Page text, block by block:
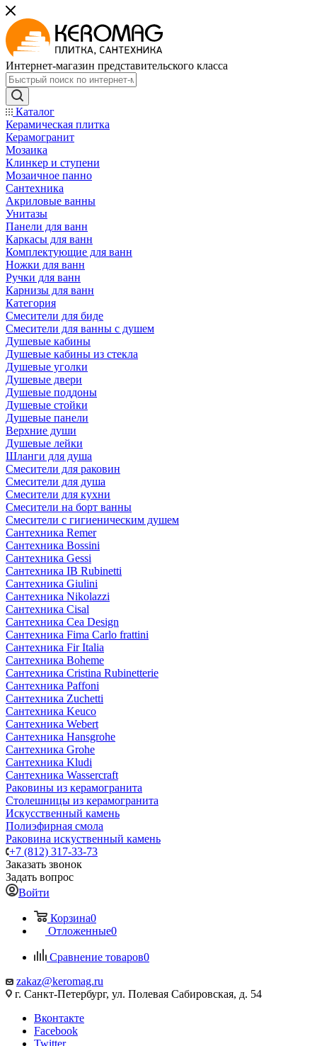
Интернет-магазин представительского класса
Каталог
Керамическая плитка
Керамогранит
Мозаика
Клинкер и ступени
Мозаичное панно
Сантехника
Акриловые ванны
Унитазы
Панели для ванн
Каркасы для ванн
Комплектующие для ванн
Ножки для ванн
Ручки для ванн
Карнизы для ванн
Категория
Смесители для биде
Смесители для ванны с душем
Душевые кабины
Душевые кабины из стекла
Душевые уголки
Душевые двери
Душевые поддоны
Душевые стойки
Душевые панели
Верхние души
Душевые лейки
Шланги для душа
Смесители для раковин
Смесители для душа
Смесители для кухни
Смесители на борт ванны
Смесители с гигиеническим душем
Сантехника Remer
Сантехника Bossini
Сантехника Gessi
Сантехника IB Rubinetti
Сантехника Giulini
Сантехника Nikolazzi
Сантехника Cisal
Сантехника Cea Design
Сантехника Fima Carlo frattini
Сантехника Fir Italia
Сантехника Boheme
Сантехника Cristina Rubinetterie
Сантехника Paffoni
Сантехника Zuchetti
Сантехника Keuco
Сантехника Webert
Сантехника Hansgrohe
Сантехника Grohe
Сантехника Kludi
Сантехника Wassercraft
Раковины из керамогранита
Столешницы из керамогранита
Искусственный камень
Полиэфирная смола
Раковина искуственный камень
+7 (812) 317-33-73
Заказать звонок
Задать вопрос
Войти
Корзина0
Отложенные0
Сравнение товаров0
zakaz@keromag.ru
г. Санкт-Петербург, ул. Полевая Сабировская, д. 54
Вконтакте
Facebook
Twitter